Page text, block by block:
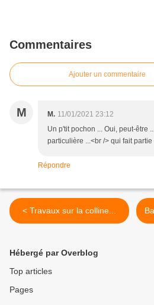
Commentaires
Ajouter un commentaire
M M. 11/01/2021 23:12
Un p'tit pochon ... Oui, peut-être
particulière ...<br /> qui fait
Répondre
< Travaux sur la colline...
Hébergé par Overblog
Top articles
Pages